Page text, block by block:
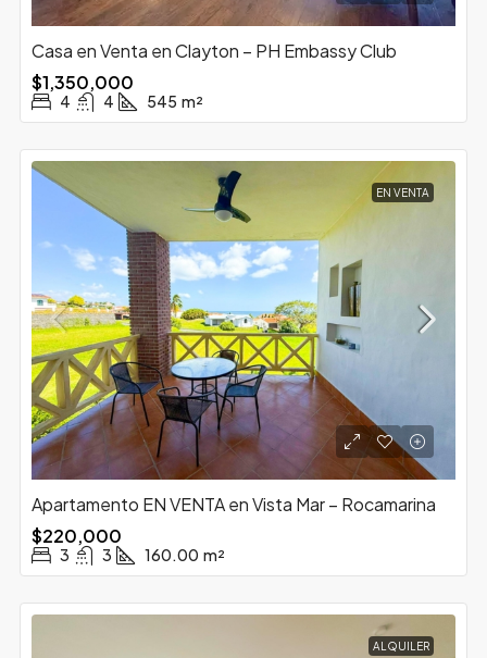
Casa en Venta en Clayton – PH Embassy Club
$1,350,000
4 4 545 m²
EN VENTA
Apartamento EN VENTA en Vista Mar – Rocamarina
$220,000
3 3 160.00 m²
ALQUILER